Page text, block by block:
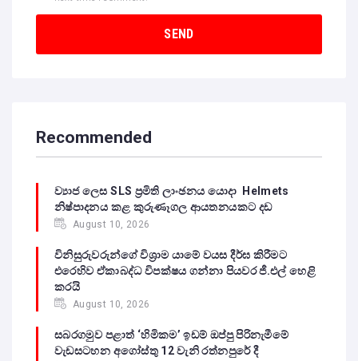
Recommended
ව්‍යාජ ලෙස SLS ප්‍රමිති ලාංඡනය යොදා Helmets
නිෂ්පාදනය කළ කුරුණෑගල ආයතනයකට දඩ
August 10, 2026
විනිසුරුවරුන්ගේ විශ්‍රාම යාමේ වයස දීර්ඝ කිරීමට
එරෙහිව ඒකාබද්ධ විපක්ෂය ගන්නා පියවර ජී.එල් හෙළි
කරයි
August 10, 2026
සබරගමුව පළාත් ‘හිමිකම’ ඉඩම් ඔප්පු පිරිනැමීමේ
වැඩසටහන අගෝස්තු 12 වැනි රත්නපුරේ දී